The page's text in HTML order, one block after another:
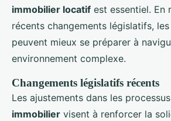
immobilier locatif est essentiel. En
récents changements législatifs,
peuvent mieux se préparer à
environnement complexe.
Changements législatifs récents
Les ajustements dans les
immobilier visent à renforcer la